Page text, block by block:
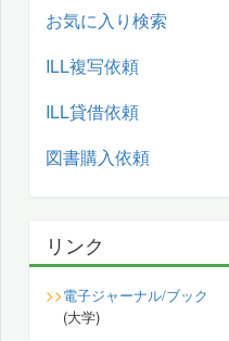
お気に入り検索
ILL複写依頼
ILL貸借依頼
図書購入依頼
リンク
>>電子ジャーナル/ブック
(大学)